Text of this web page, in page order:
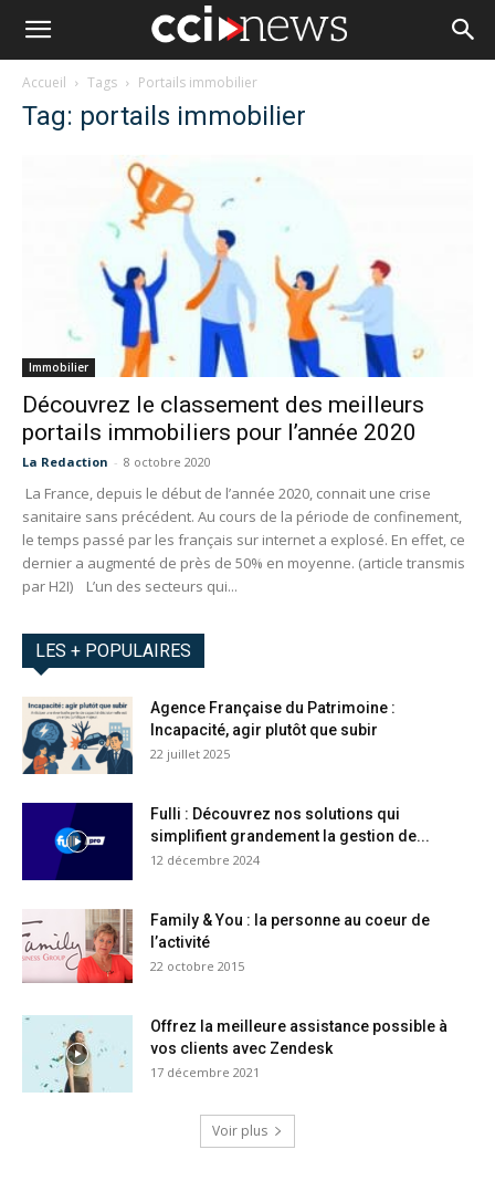
Accueil Tags Portails immobilier
Tag: portails immobilier
Immobilier
Découvrez le classement des meilleurs
portails immobiliers pour l’année 2020
La Redaction - 8 octobre 2020
La France, depuis le début de l’année 2020, connait une crise
sanitaire sans précédent. Au cours de la période de confinement,
le temps passé par les français sur internet a explosé. En effet, ce
dernier a augmenté de près de 50% en moyenne. (article transmis
par H2I) L’un des secteurs qui...
LES + POPULAIRES
Agence Française du Patrimoine :
Incapacité, agir plutôt que subir
22 juillet 2025
Fulli : Découvrez nos solutions qui
simplifient grandement la gestion de...
12 décembre 2024
Family & You : la personne au coeur de
l’activité
22 octobre 2015
Offrez la meilleure assistance possible à
vos clients avec Zendesk
17 décembre 2021
Voir plus